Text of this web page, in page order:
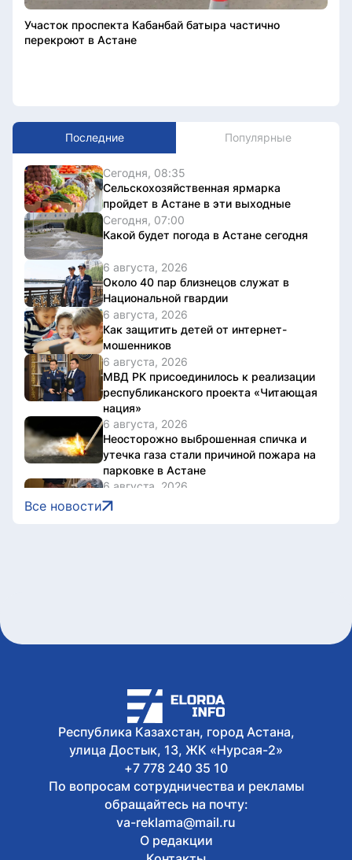
Участок проспекта Кабанбай батыра частично
перекроют в Астане
Последние Популярные
Сегодня, 08:35
Сельскохозяйственная ярмарка
пройдет в Астане в эти выходные
Сегодня, 07:00
Какой будет погода в Астане сегодня
6 августа, 2026
Около 40 пар близнецов служат в
Национальной гвардии
6 августа, 2026
Как защитить детей от интернет-
мошенников
6 августа, 2026
МВД РК присоединилось к реализации
республиканского проекта «Читающая
нация»
6 августа, 2026
Неосторожно выброшенная спичка и
утечка газа стали причиной пожара на
парковке в Астане
6 августа, 2026
Смертность новорожденных с
Женщину привлекли к
6 августа, 2026
Олжас Бектенов принял участие в
заседании Евразийского
межправительственного совета в
узком формате в Чолпон-Ате
Все новости
Республика Казахстан, город Астана,
улица Достык, 13, ЖК «Нурсая-2»
+7 778 240 35 10
По вопросам сотрудничества и рекламы
обращайтесь на почту:
va-reklama@mail.ru
О редакции